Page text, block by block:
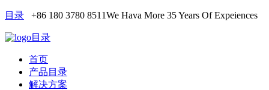
目录 +86 180 3780 8511We Hava More 35 Years Of Expeiences
目录
首页
产品目录
解决方案